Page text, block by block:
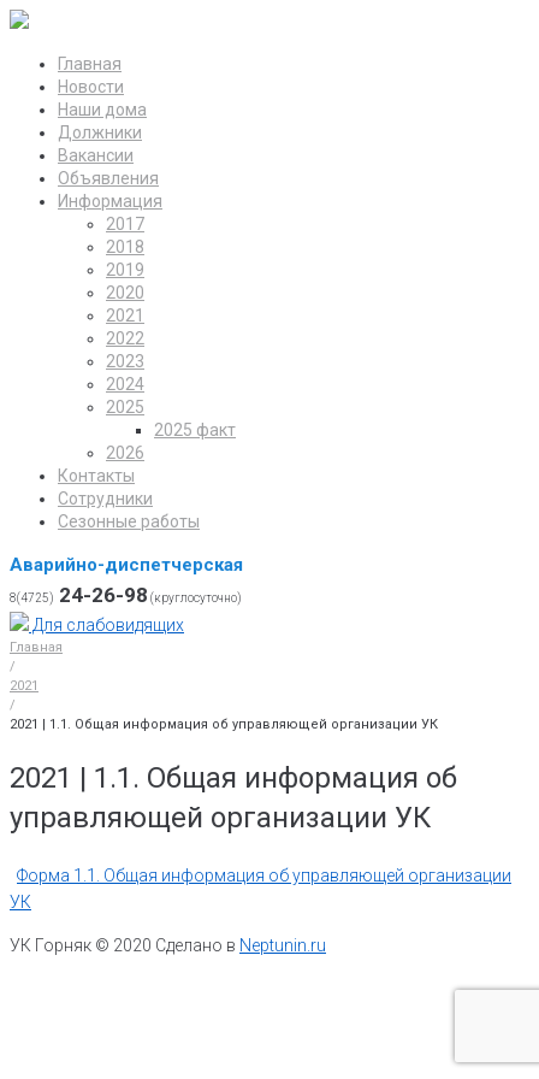
Главная
Новости
Наши дома
Должники
Вакансии
Объявления
Информация
2017
2018
2019
2020
2021
2022
2023
2024
2025
2025 факт
2026
Контакты
Сотрудники
Сезонные работы
Аварийно-диспетчерская
8(4725) 24-26-98 (круглосуточно)
Для слабовидящих
Главная
/
2021
/
2021 | 1.1. Общая информация об управляющей организации УК
2021 | 1.1. Общая информация об
управляющей организации УК
Форма 1.1. Общая информация об управляющей организации
УК
УК Горняк © 2020 Сделано в Neptunin.ru